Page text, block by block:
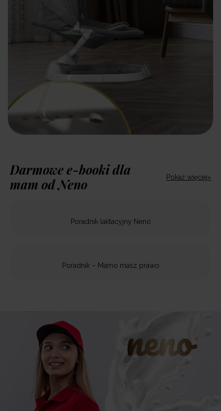
Darmowe e-booki dla
mam od Neno
Pokaż więcej»
Poradnik laktacyjny Neno
Poradnik – Mamo masz prawo